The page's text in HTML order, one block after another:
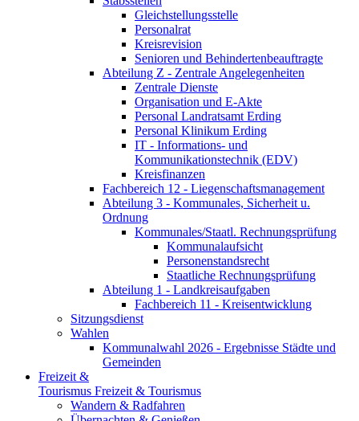
Gleichstellungsstelle
Personalrat
Kreisrevision
Senioren und Behindertenbeauftragte
Abteilung Z - Zentrale Angelegenheiten
Zentrale Dienste
Organisation und E-Akte
Personal Landratsamt Erding
Personal Klinikum Erding
IT - Informations- und
Kommunikationstechnik (EDV)
Kreisfinanzen
Fachbereich 12 - Liegenschaftsmanagement
Abteilung 3 - Kommunales, Sicherheit u.
Ordnung
Kommunales/Staatl. Rechnungsprüfung
Kommunalaufsicht
Personenstandsrecht
Staatliche Rechnungsprüfung
Abteilung 1 - Landkreisaufgaben
Fachbereich 11 - Kreisentwicklung
Sitzungsdienst
Wahlen
Kommunalwahl 2026 - Ergebnisse Städte und
Gemeinden
Freizeit &
Tourismus Freizeit & Tourismus
Wandern & Radfahren